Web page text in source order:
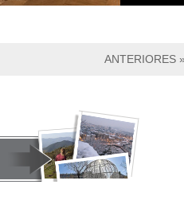
ANTERIORES